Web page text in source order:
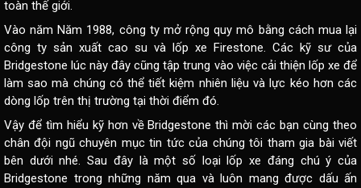
toàn thế giới.
Vào năm Năm 1988, công ty mở rộng quy mô bằng cách mua lại
công ty sản xuất cao su và lốp xe Firestone. Các kỹ sư của
Bridgestone lúc này đây cũng tập trung vào việc cải thiện lốp xe để
làm sao mà chúng có thể tiết kiệm nhiên liệu và lực kéo hơn các
dòng lốp trên thị trường tại thời điểm đó.
Vậy để tìm hiểu kỹ hơn về Bridgestone thì mời các bạn cùng theo
chân đội ngũ chuyên mục tin tức của chúng tôi tham gia bài viết
bên dưới nhé. Sau đây là một số loại lốp xe đáng chú ý của
Bridgestone trong những năm qua và luôn mang được dấu ấn